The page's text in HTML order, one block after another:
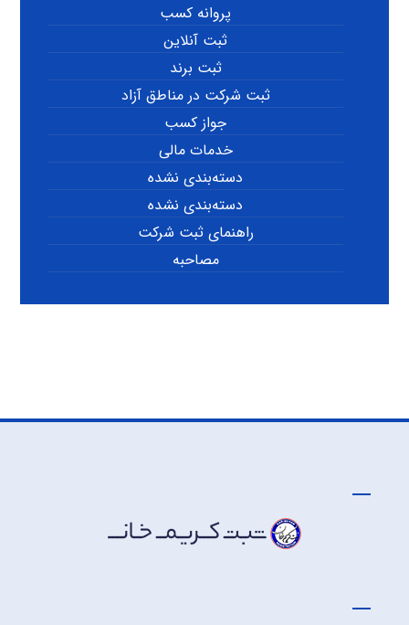
پروانه کسب
ثبت آنلاین
ثبت برند
ثبت شرکت در مناطق آزاد
جواز کسب
خدمات مالی
دسته‌بندی نشده
دسته‌بندی نشده
راهنمای ثبت شرکت
مصاحبه